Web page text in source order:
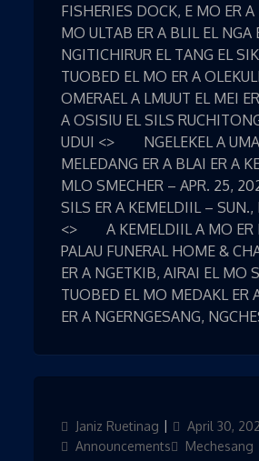
FISHERIES DOCK, E MO ER
MO ULTAB ER A BLIL EL NGA
NGITICHIRUR EL TANG EL
TUOBED EL MO ER A
OMERAEL A LMUUT EL MEI
A OSISIU EL SILS
UDUI <> NGELEKEL A
MELEDANG ER A BLAI ER A
MLO SMECHER – APR. 25,
SILS ER A KEMELDIIL – SUN.,
<> A KEMELDIIL A MO ER
PALAU FUNERAL HOME &
ER A NGETKIB, AIRAI EL MO
TUOBED EL MO MEDAKL ER
ER A NGERNGESANG,
Author
Janiz Ruetinag
Updated
on
April 30,
Announcements
Mechesang